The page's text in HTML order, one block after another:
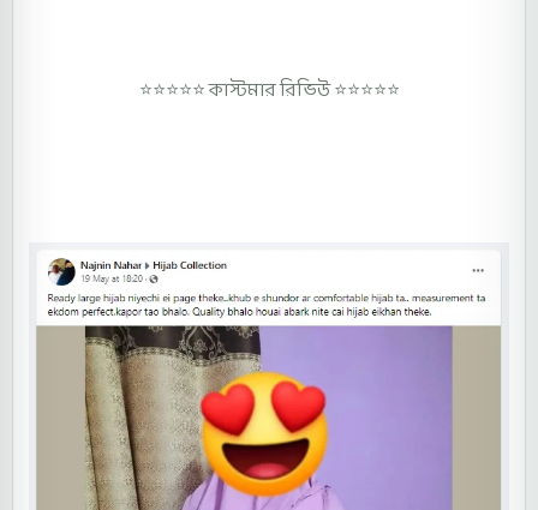
⭐⭐⭐⭐⭐কাস্টমার রিভিউ ⭐⭐⭐⭐⭐